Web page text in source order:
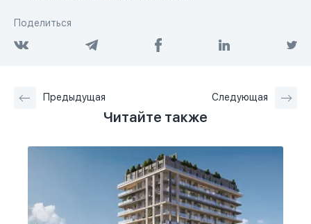
Поделиться
Предыдущая Следующая
Читайте также